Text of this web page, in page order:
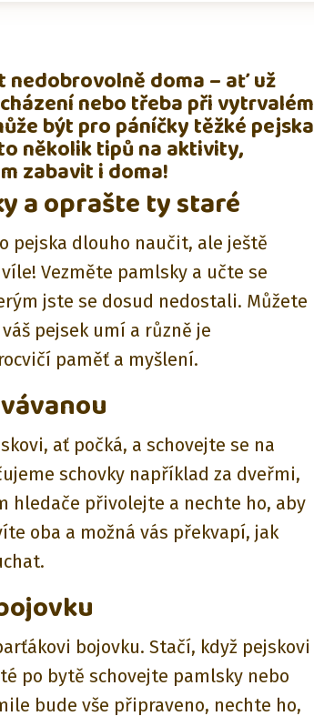
nedobrovolně doma – ať už
nebo třeba při vytrvalém
být pro páníčky těžké pejska
několik tipů na aktivity,
zabavit i doma!
a oprašte ty staré
pejska dlouho naučit, ale ještě
Vezměte pamlsky a učte se
jste se dosud nedostali. Můžete
pejsek umí a různě je
paměť a myšlení.
ať počká, a schovejte se na
schovky například za dveřmi,
hledače přivolejte a nechte ho, aby
oba a možná vás překvapí, jak
bojovku. Stačí, když pejskovi
po bytě schovejte pamlsky nebo
bude vše připraveno, nechte ho,